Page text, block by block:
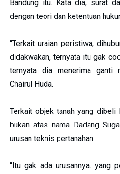
Bandung itu. Kata dia, surat
dengan teori dan ketentuan
“Terkait uraian peristiwa,
didakwakan, ternyata itu gak
ternyata dia menerima ganti
Chairul Huda.
Terkait objek tanah yang dibeli
bukan atas nama Dadang
urusan teknis pertanahan.
“Itu gak ada urusannya, yang